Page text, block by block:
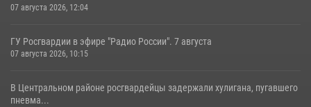
07 августа 2026, 12:04
ГУ Росгвардии в эфире "Радио России". 7 августа
07 августа 2026, 10:15
В Центральном районе росгвардейцы задержали хулигана, пугавшего
пневма...